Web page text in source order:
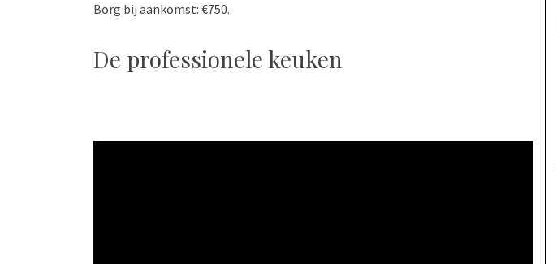
Borg bij aankomst: €750.
De professionele keuken